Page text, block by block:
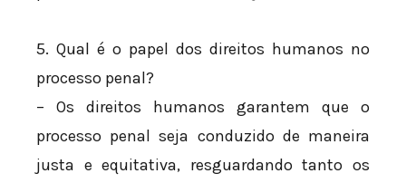
5. Qual é o papel dos direitos humanos no
processo penal?
– Os direitos humanos garantem que o
processo penal seja conduzido de maneira
justa e equitativa, resguardando tanto os